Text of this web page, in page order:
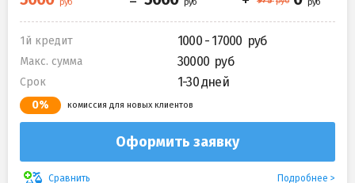
1й кредит 1000 - 17000
Макс. сумма 30000
Срок 1-30 дней
0% комиссия для новых клиентов
Оформить заявку
Сравнить Подробнее